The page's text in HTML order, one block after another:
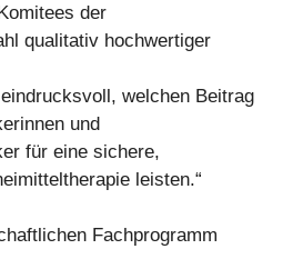
der
qualitativ hochwertiger
welchen Beitrag
und
für eine sichere,
leisten.“
Fachprogramm